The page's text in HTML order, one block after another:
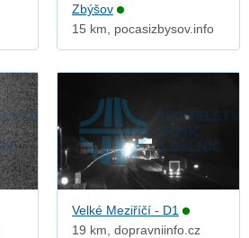
Zbýšov
15 km, pocasizbysov.info
Velké Meziříčí - D1
19 km, dopravniinfo.cz